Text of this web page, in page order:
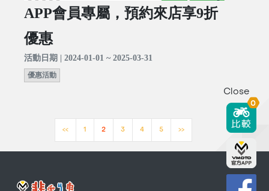
APP會員專屬，預約來店享9折
優惠
活動日期 | 2024-01-01 ~ 2025-03-31
優惠活動
<< 1 2 3 4 5 >>
Close
0